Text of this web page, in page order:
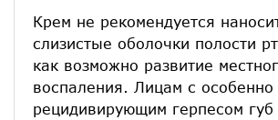
Крем не рекомендуется
слизистые оболочки полости
как возможно развитие
воспаления. Лицам с
рецидивирующим герпесом губ